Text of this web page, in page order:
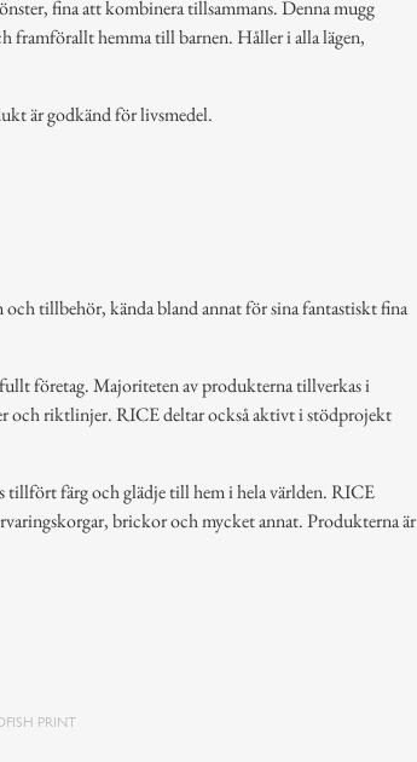
fina att kombinera tillsammans. Denna mugg
framförallt hemma till barnen. Håller i alla lägen,
är godkänd för livsmedel.
tillbehör, kända bland annat för sina fantastiskt fina
företag. Majoriteten av produkterna tillverkas i
och riktlinjer. RICE deltar också aktivt i stödprojekt
tillfört färg och glädje till hem i hela världen. RICE
brickor och mycket annat. Produkterna är
PRINT